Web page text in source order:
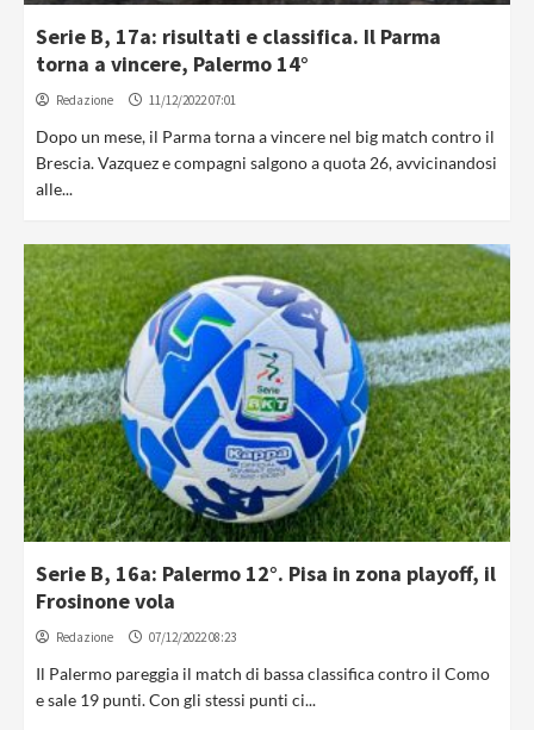
Serie B, 17a: risultati e classifica. Il Parma
torna a vincere, Palermo 14°
Redazione 11/12/2022 07:01
Dopo un mese, il Parma torna a vincere nel big match contro il
Brescia. Vazquez e compagni salgono a quota 26, avvicinandosi
alle...
Serie B, 16a: Palermo 12°. Pisa in zona playoff, il
Frosinone vola
Redazione 07/12/2022 08:23
Il Palermo pareggia il match di bassa classifica contro il Como
e sale 19 punti. Con gli stessi punti ci...